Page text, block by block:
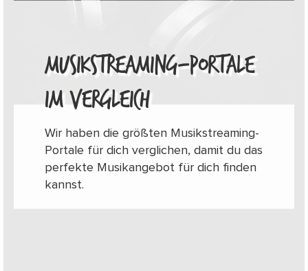
MUSIKSTREAMING-PORTALE
IM VERGLEICH
Wir haben die größten Musikstreaming-
Portale für dich verglichen, damit du das
perfekte Musikangebot für dich finden
kannst.